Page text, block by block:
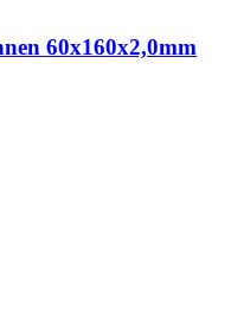
60x160x2,0mm